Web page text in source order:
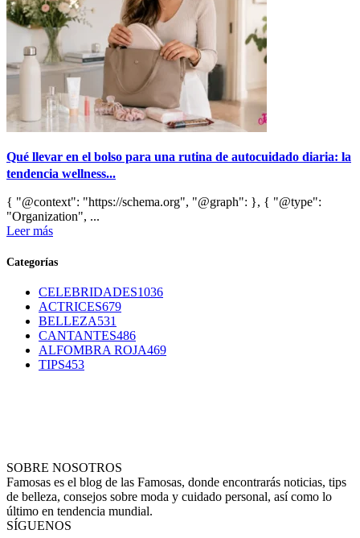
Qué llevar en el bolso para una rutina de autocuidado diaria: la
tendencia wellness...
{ "@context": "https://schema.org", "@graph": }, { "@type":
"Organization", ...
Leer más
Categorías
CELEBRIDADES1036
ACTRICES679
BELLEZA531
CANTANTES486
ALFOMBRA ROJA469
TIPS453
SOBRE NOSOTROS
Famosas es el blog de las Famosas, donde encontrarás noticias, tips
de belleza, consejos sobre moda y cuidado personal, así como lo
último en tendencia mundial.
SÍGUENOS